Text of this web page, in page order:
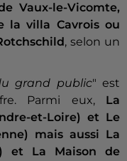
Vaux-le-Vicomte,
la villa Cavrois ou
, selon un
grand public" est
Parmi eux, La
et-Loire) et Le
mais aussi La
et La Maison de